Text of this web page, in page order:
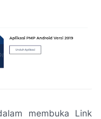
membuka Link